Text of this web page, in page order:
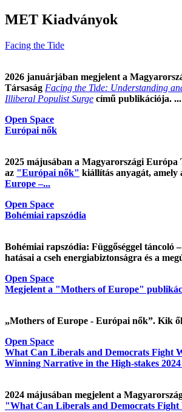
MET Kiadványok
Facing the Tide
2026 januárjában megjelent a
Társaság Facing the Tide: Understanding
Illiberal Populist Surge című publikációja. ...
Open Space
Európai nők
2025 májusában a Magyarországi Európa
az "Európai nők" kiállítás anyagát, amely
Europe –...
Open Space
Bohémiai rapszódia
Bohémiai rapszódia: Függőséggel
hatásai a cseh energiabiztonságra és a
Open Space
Megjelent a "Mothers of Europe"
„Mothers of Europe - Európai nők”. Kik
Open Space
What Can Liberals and Democrats Fight
Winning Narrative in the High-stakes
2024 májusában megjelent a
"What Can Liberals and Democrats Fight